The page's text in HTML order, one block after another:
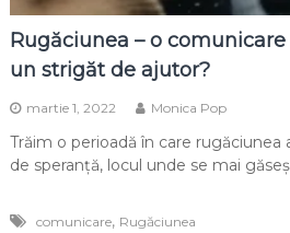
Rugăciunea – o
un strigăt de ajutor?
martie 1, 2022 Monica Pop
Trăim o perioadă în care rugăciunea
de speranță, locul unde se mai
comunicare, Rugăciunea